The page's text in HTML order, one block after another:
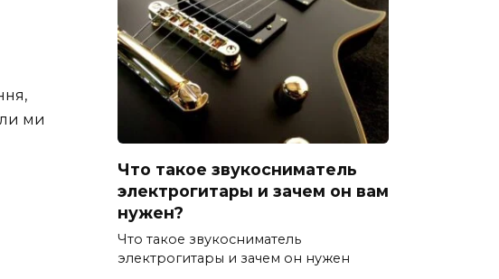
ми
Что такое звукосниматель
электрогитары и зачем он вам
нужен?
Что такое звукосниматель
электрогитары и зачем он нужен